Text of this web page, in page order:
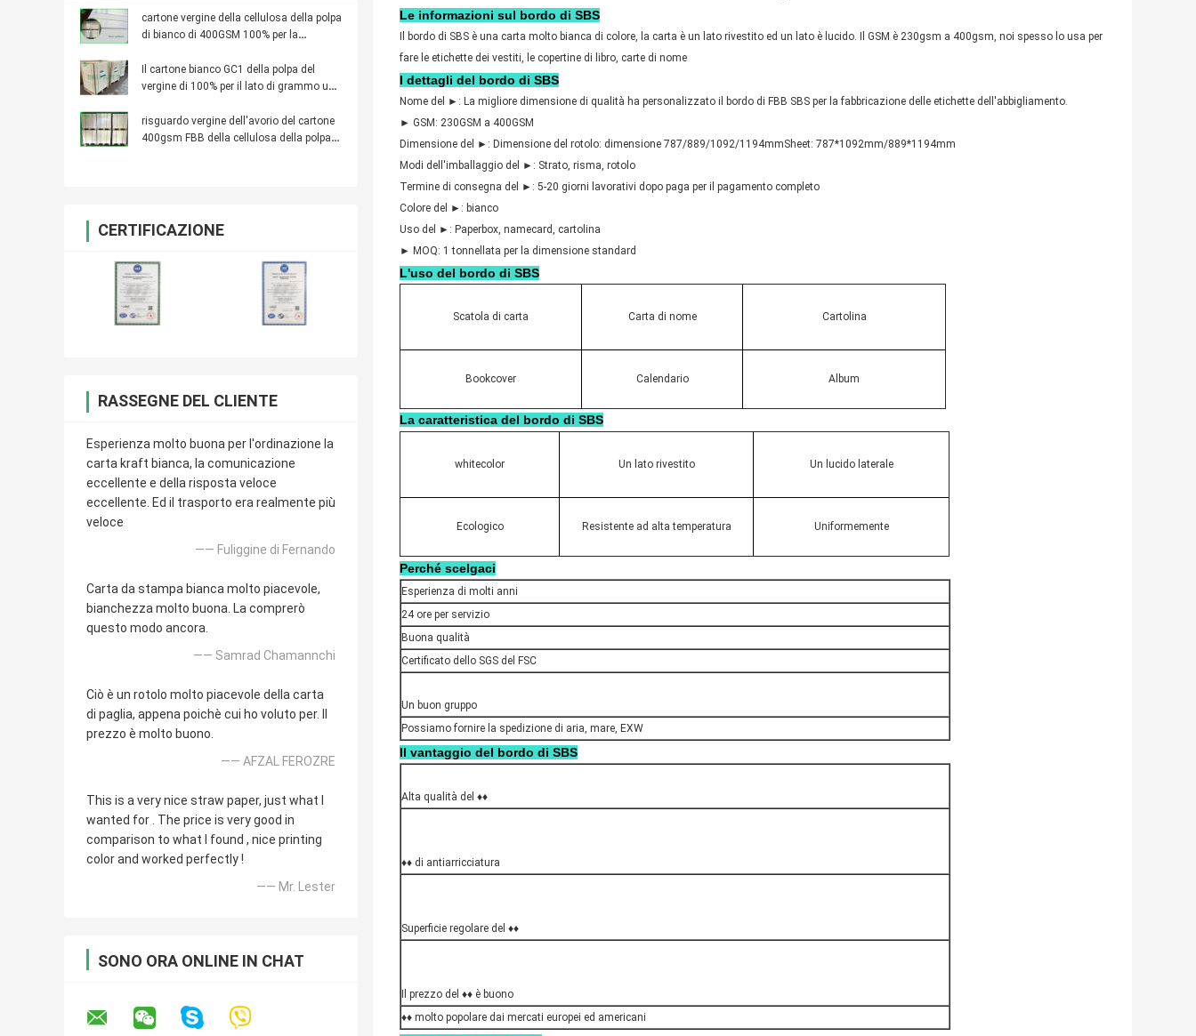
cartone vergine della cellulosa della polpa
di bianco di 400GSM 100% per la
Il cartone bianco GC1 della polpa del
vergine di 100% per il lato di grammo uno
risguardo vergine dell'avorio del cartone
400gsm FBB della cellulosa della polpa
CERTIFICAZIONE
RASSEGNE DEL CLIENTE
Esperienza molto buona per l'ordinazione la
carta kraft bianca, la comunicazione
eccellente e della risposta veloce
eccellente. Ed il trasporto era realmente più
veloce
—— Fuliggine di Fernando
Carta da stampa bianca molto piacevole,
bianchezza molto buona. La comprerò
questo modo ancora.
—— Samrad Chamannchi
Ciò è un rotolo molto piacevole della carta
di paglia, appena poichè cui ho voluto per. Il
prezzo è molto buono.
—— AFZAL FEROZRE
This is a very nice straw paper, just what I
wanted for . The price is very good in
comparison to what I found , nice printing
color and worked perfectly !
—— Mr. Lester
SONO ORA ONLINE IN CHAT
Le informazioni sul bordo di SBS
Il bordo di SBS è una carta molto bianca di colore, la carta è un lato rivestito ed un lato è lucido. Il GSM è 230gsm a 400gsm, noi spesso lo usa per
fare le etichette dei vestiti, le copertine di libro, carte di nome
I dettagli del bordo di SBS
Nome del ►: La migliore dimensione di qualità ha personalizzato il bordo di FBB SBS per la fabbricazione delle etichette dell'abbigliamento.
► GSM: 230GSM a 400GSM
Dimensione del ►: Dimensione del rotolo: dimensione 787/889/1092/1194mmSheet: 787*1092mm/889*1194mm
Modi dell'imballaggio del ►: Strato, risma, rotolo
Termine di consegna del ►: 5-20 giorni lavorativi dopo paga per il pagamento completo
Colore del ►: bianco
Uso del ►: Paperbox, namecard, cartolina
► MOQ: 1 tonnellata per la dimensione standard
L'uso del bordo di SBS
Scatola di carta Carta di nome Cartolina
Bookcover Calendario Album
La caratteristica del bordo di SBS
whitecolor Un lato rivestito Un lucido laterale
Ecologico Resistente ad alta temperatura Uniformemente
Perché scelgaci
Esperienza di molti anni
24 ore per servizio
Buona qualità
Certificato dello SGS del FSC
Un buon gruppo
Possiamo fornire la spedizione di aria, mare, EXW
Il vantaggio del bordo di SBS
Alta qualità del ♦♦
♦♦ di antiarricciatura
Superficie regolare del ♦♦
Il prezzo del ♦♦ è buono
♦♦ molto popolare dai mercati europei ed americani